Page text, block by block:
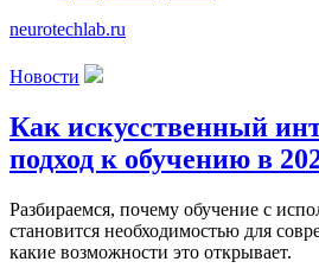
neurotechlab.ru
Новости
Как искусственный
подход к обучению в
Разбираемся, почему обучение с
становится необходимостью для
какие возможности это открывает.